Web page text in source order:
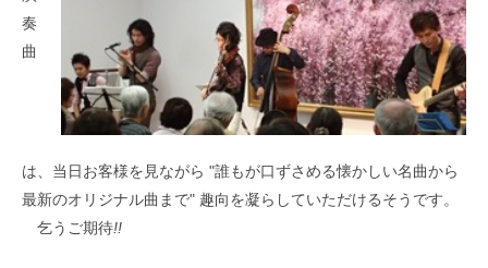
奏
曲
は、当日お客様を見ながら "誰もが口ずさめる懐かしい名曲から
最新のオリジナル曲まで" 趣向を凝らしていただけるそうです。
乞うご期待!!